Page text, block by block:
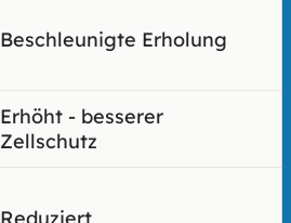
Beschleunigte Erholung
Erhöht - besserer
Zellschutz
Reduziert